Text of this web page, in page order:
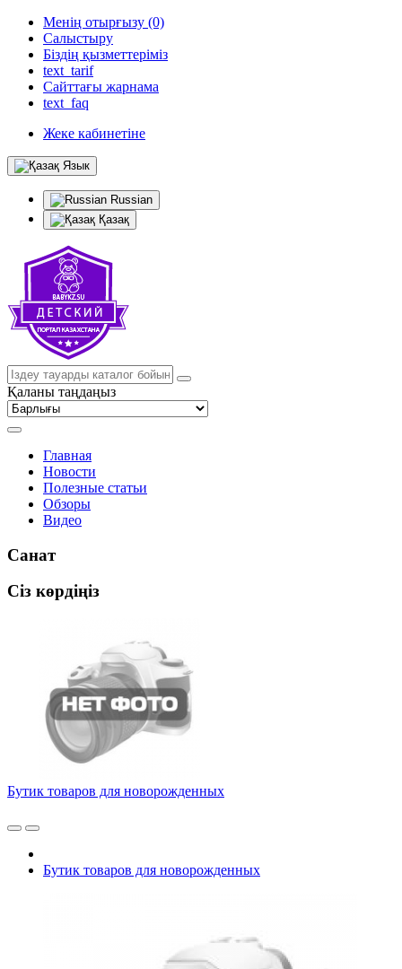
Менің отырғызу (0)
Салыстыру
Біздің қызметтеріміз
text_tarif
Сайттағы жарнама
text_faq
Жеке кабинетіне
Язык
Russian
Қазақ
Қаланы таңдаңыз
Главная
Новости
Полезные статьи
Обзоры
Видео
Санат
Сіз көрдіңіз
Бутик товаров для новорожденных
Бутик товаров для новорожденных